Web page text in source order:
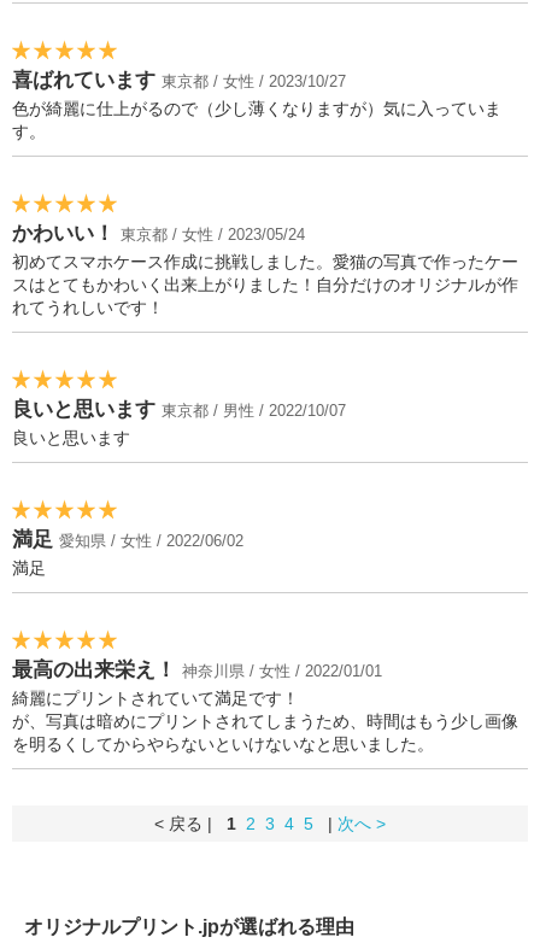
喜ばれています 東京都 / 女性 / 2023/10/27
色が綺麗に仕上がるので（少し薄くなりますが）気に入っていま
す。
かわいい！ 東京都 / 女性 / 2023/05/24
初めてスマホケース作成に挑戦しました。愛猫の写真で作ったケー
スはとてもかわいく出来上がりました！自分だけのオリジナルが作
れてうれしいです！
良いと思います 東京都 / 男性 / 2022/10/07
良いと思います
満足 愛知県 / 女性 / 2022/06/02
満足
最高の出来栄え！ 神奈川県 / 女性 / 2022/01/01
綺麗にプリントされていて満足です！
が、写真は暗めにプリントされてしまうため、時間はもう少し画像
を明るくしてからやらないといけないなと思いました。
< 戻る | 1 2 3 4 5 | 次へ >
オリジナルプリント.jpが選ばれる理由